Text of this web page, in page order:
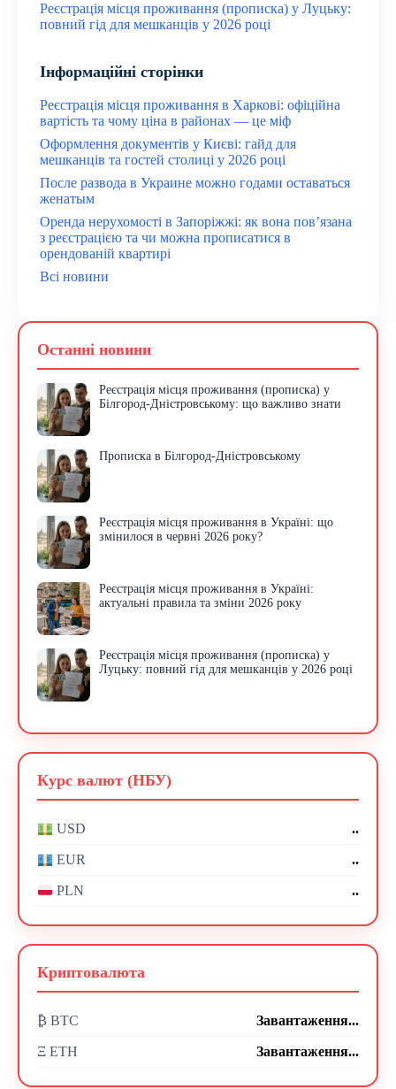
Реєстрація місця проживання (прописка) у Луцьку:
повний гід для мешканців у 2026 році
Інформаційні сторінки
Реєстрація місця проживання в Харкові: офіційна
вартість та чому ціна в районах — це міф
Оформлення документів у Києві: гайд для
мешканців та гостей столиці у 2026 році
После развода в Украине можно годами оставаться
женатым
Оренда нерухомості в Запоріжжі: як вона пов’язана
з реєстрацією та чи можна прописатися в
орендованій квартирі
Всі новини
Останні новини
Реєстрація місця проживання (прописка) у
Білгород-Дністровському: що важливо знати
Прописка в Білгород-Дністровському
Реєстрація місця проживання в Україні: що
змінилося в червні 2026 року?
Реєстрація місця проживання в Україні:
актуальні правила та зміни 2026 року
Реєстрація місця проживання (прописка) у
Луцьку: повний гід для мешканців у 2026 році
Курс валют (НБУ)
USD ..
EUR ..
PLN ..
Криптовалюта
₿ BTC Завантаження...
Ξ ETH Завантаження...